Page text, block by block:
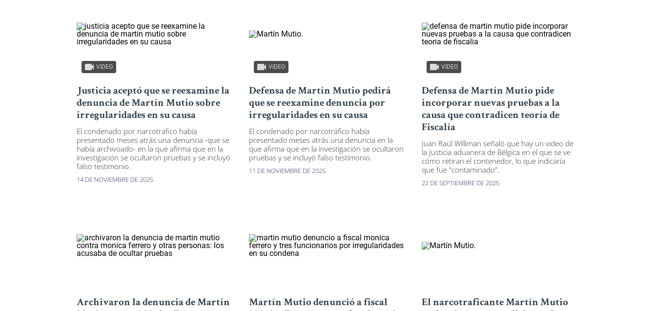
VIDEO
Justicia aceptó que se reexamine la
denuncia de Martín Mutio sobre
irregularidades en su causa
El condenado por narcotráfico había
presentado meses atrás una denuncia -que se
había archivoado- en la que afirma que en la
investigación se ocultaron pruebas y se incluyó
falso testimonio.
14 DE NOVIEMBRE DE 2025
VIDEO
Defensa de Martín Mutio pedirá
que se reexamine denuncia por
irregularidades en su causa
El condenado por narcotráfico había
presentado meses atrás una denuncia en la
que afirma que en la investigación se ocultaron
pruebas y se incluyó falso testimonio.
11 DE NOVIEMBRE DE 2025
VIDEO
Defensa de Martín Mutio pide
incorporar nuevas pruebas a la
causa que contradicen teoría de
Fiscalía
Juan Raúl Williman señaló que hay un video de
la Justicia aduanera de Bélgica en el que se ve
cómo retiran el contenedor, lo que indicaría
que fue “contaminado”.
22 DE SEPTIEMBRE DE 2025
Archivaron la denuncia de Martín
Martín Mutio denunció a fiscal
El narcotraficante Martín Mutio